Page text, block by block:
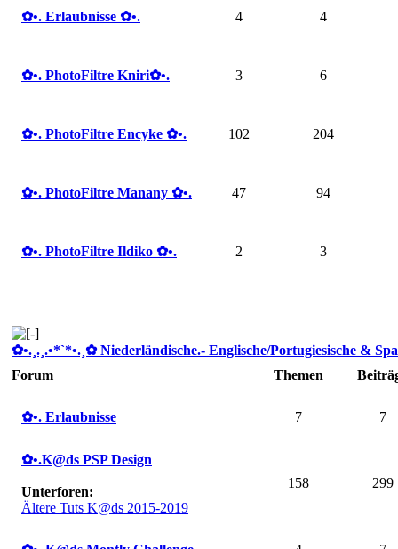
✿ •. Erlaubnisse ✿ •. 4 4
✿ •. PhotoFiltre Kniri✿ •. 3 6
✿ •. PhotoFiltre Encyke ✿ •. 102 204
✿ •. PhotoFiltre Manany ✿ •. 47 94
✿ •. PhotoFiltre Ildiko ✿ •. 2 3
✿ •.¸.¸.•*`*•.¸✿ Niederländische.- Englische/Portugiesische &
Forum
Themen
✿ •. Erlaubnisse 7 7
✿ •.K@ds PSP Design
Unterforen:
Ältere Tuts K@ds 2015-2019
158 299